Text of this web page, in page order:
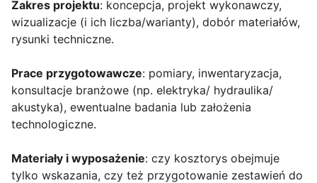
Zakres projektu: koncepcja, projekt wykonawczy,
wizualizacje (i ich liczba/warianty), dobór materiałów,
rysunki techniczne.
Prace przygotowawcze: pomiary, inwentaryzacja,
konsultacje branżowe (np. elektryka/ hydraulika/
akustyka), ewentualne badania lub założenia
technologiczne.
Materiały i wyposażenie: czy kosztorys obejmuje
tylko wskazania, czy też przygotowanie zestawień do